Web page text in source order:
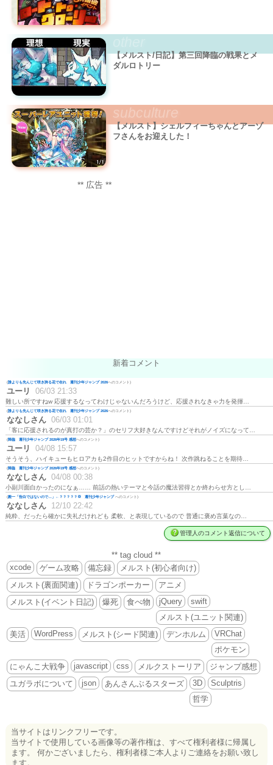
【メルスト/日記】第三回降臨の戦果とメ
ダルロトリー
subculture
【メルスト】シェルフィーちゃんとアーゾ
フさんをお迎えした！
** 広告 **
新着コメント
(誰よりも先んじて咲き誇る花で在れ 週刊少年ジャンプ 2026へのコメント)
ユーリ 06/03 21:33
難しい所ですねw 応援するなってわけじゃないんだろうけど、応援されなきゃ力を発揮…
(誰よりも先んじて咲き誇る花で在れ 週刊少年ジャンプ 2026へのコメント)
ななしさん 06/03 01:01
「客に応援されるのが真打の芸か？」のセリフ大好きなんですけどそれがノイズになって…
(降臨 週刊少年ジャンプ 2026年19号 感想へのコメント)
ユーリ 04/08 15:57
そうそう、ハイキューもヒロアカも2作目のヒットですからね！ 次作跳ねることを期待…
(降臨 週刊少年ジャンプ 2026年19号 感想へのコメント)
ななしさん 04/08 00:38
小副川面白かったのになぁ…… 前話の熱いテーマと今話の魔法習得とか終わらせ方とし…
(殿一「告白ではないので…」←？？？？？💢 週刊少年ジャンプへのコメント)
ななしさん 12/10 22:42
純粋、だったら確かに失礼だけれども 柔軟、と表現しているので 普通に褒め言葉なの…
管理人のコメント返信について
** tag cloud **
xcode
ゲーム攻略 備忘録
メルスト(初心者向け)
メルスト(裏面関連)
ドラゴンポーカー
アニメ
メルスト(イベント日記)
爆死 食べ物 jQuery
swift
メルスト(ユニット関連)
美活
WordPress メルスト(シード関連) デンホルム
VRChat
ポケモン
にゃんこ大戦争
javascript css メルクストーリア
ジャンプ感想
ユガラボについて
json あんさんぶるスターズ 3D
Sculptris
哲学
当サイトはリンクフリーです。
当サイトで使用している画像等の著作権は、すべて権利者様に帰属し
ます。 何かございましたら、権利者様ご本人よりご連絡をお願い致し
ます。